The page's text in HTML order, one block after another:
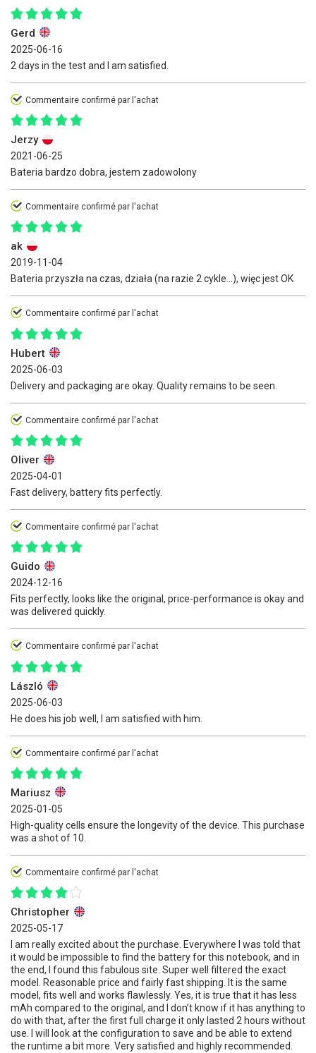
Gerd
2025-06-16
2 days in the test and I am satisfied.
Commentaire confirmé par l'achat
Jerzy
2021-06-25
Bateria bardzo dobra, jestem zadowolony
Commentaire confirmé par l'achat
ak
2019-11-04
Bateria przyszła na czas, działa (na razie 2 cykle...), więc jest OK
Commentaire confirmé par l'achat
Hubert
2025-06-03
Delivery and packaging are okay. Quality remains to be seen.
Commentaire confirmé par l'achat
Oliver
2025-04-01
Fast delivery, battery fits perfectly.
Commentaire confirmé par l'achat
Guido
2024-12-16
Fits perfectly, looks like the original, price-performance is okay and
was delivered quickly.
Commentaire confirmé par l'achat
László
2025-06-03
He does his job well, I am satisfied with him.
Commentaire confirmé par l'achat
Mariusz
2025-01-05
High-quality cells ensure the longevity of the device. This purchase
was a shot of 10.
Commentaire confirmé par l'achat
Christopher
2025-05-17
I am really excited about the purchase. Everywhere I was told that
it would be impossible to find the battery for this notebook, and in
the end, I found this fabulous site. Super well filtered the exact
model. Reasonable price and fairly fast shipping. It is the same
model, fits well and works flawlessly. Yes, it is true that it has less
mAh compared to the original, and I don’t know if it has anything to
do with that, after the first full charge it only lasted 2 hours without
use. I will look at the configuration to save and be able to extend
the runtime a bit more. Very satisfied and highly recommended.